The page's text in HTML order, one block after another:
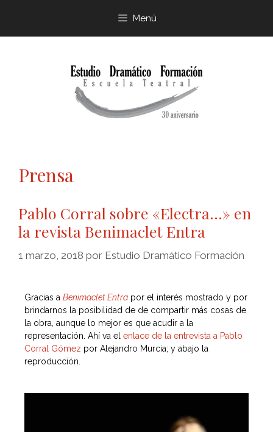
Menú
Prensa
Pablo Corral sobre «Electra…» en
la revista Benimaclet Entra
1 marzo, 2018 por Estudio Dramático Formación
Gracias a Benimaclet Entra por el interés mostrado y por
brindarnos la posibilidad de de compartir más cosas de
la obra, aunque lo mejor es que acudir a la
representación. Ahí va el enlace de la entrevista a Pablo
Corral Gómez por Alejandro Murcia; y abajo la
reproducción.